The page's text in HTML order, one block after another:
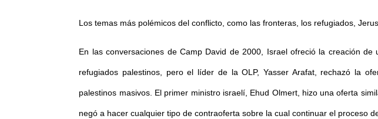
Los temas más polémicos del conflicto, como las fronteras, los refugiados,
En las conversaciones de Camp David de 2000, Israel ofreció la creación
refugiados palestinos, pero el líder de la OLP, Yasser Arafat, rechazó la
palestinos masivos. El primer ministro israelí, Ehud Olmert, hizo una oferta
negó a hacer cualquier tipo de contraoferta sobre la cual continuar el proceso